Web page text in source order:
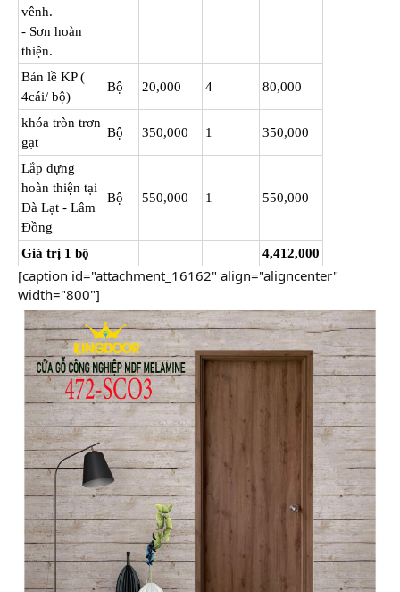
vênh.
- Sơn hoàn
thiện.
Bản lề KP (
4cái/ bộ)
Bộ 20,000 4 80,000
khóa tròn trơn
gạt
Bộ 350,000 1 350,000
Lắp dựng
hoàn thiện tại
Đà Lạt - Lâm
Đồng
Bộ 550,000 1 550,000
Giá trị 1 bộ 4,412,000
[caption id="attachment_16162" align="aligncenter"
width="800"]